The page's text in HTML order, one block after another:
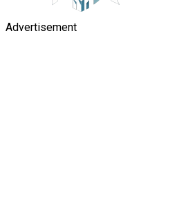
Advertisement